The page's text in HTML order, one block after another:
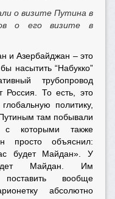
о визите Путина в
о его визите в
и Азербайджан – это
насытить “Набукко”
трубопровод
Россия. То есть, это
политику,
там побывали
с которыми также
просто объяснил:
будет Майдан». У
Майдан. Им
вообще
абсолютно